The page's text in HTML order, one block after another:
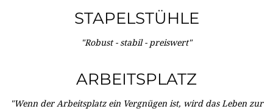
STAPELSTÜHLE
"Robust - stabil - preiswert"
ARBEITSPLATZ
"Wenn der Arbeitsplatz ein Vergnügen ist, wird das Leben zur